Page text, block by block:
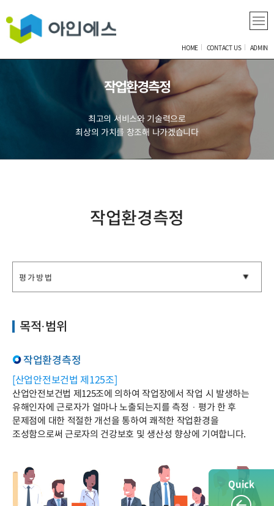
HOME CONTACT US ADMIN
작업환경측정
최고의 서비스와 기술력으로
최상의 가치를 창조해 나가겠습니다
작업환경측정
평가방법
평가방법
목적·범위
작업환경측정
[산업안전보건법 제125조]
산업안전보건법 제125조에 의하여 작업장에서 작업 시 발생하는
유해인자에 근로자가 얼마나 노출되는지를 측정 · 평가 한 후
문제점에 대한 적절한 개선을 통하여 쾌적한 작업환경을
조성함으로써 근로자의 건강보호 및 생산성 향상에 기여합니다.
Quick